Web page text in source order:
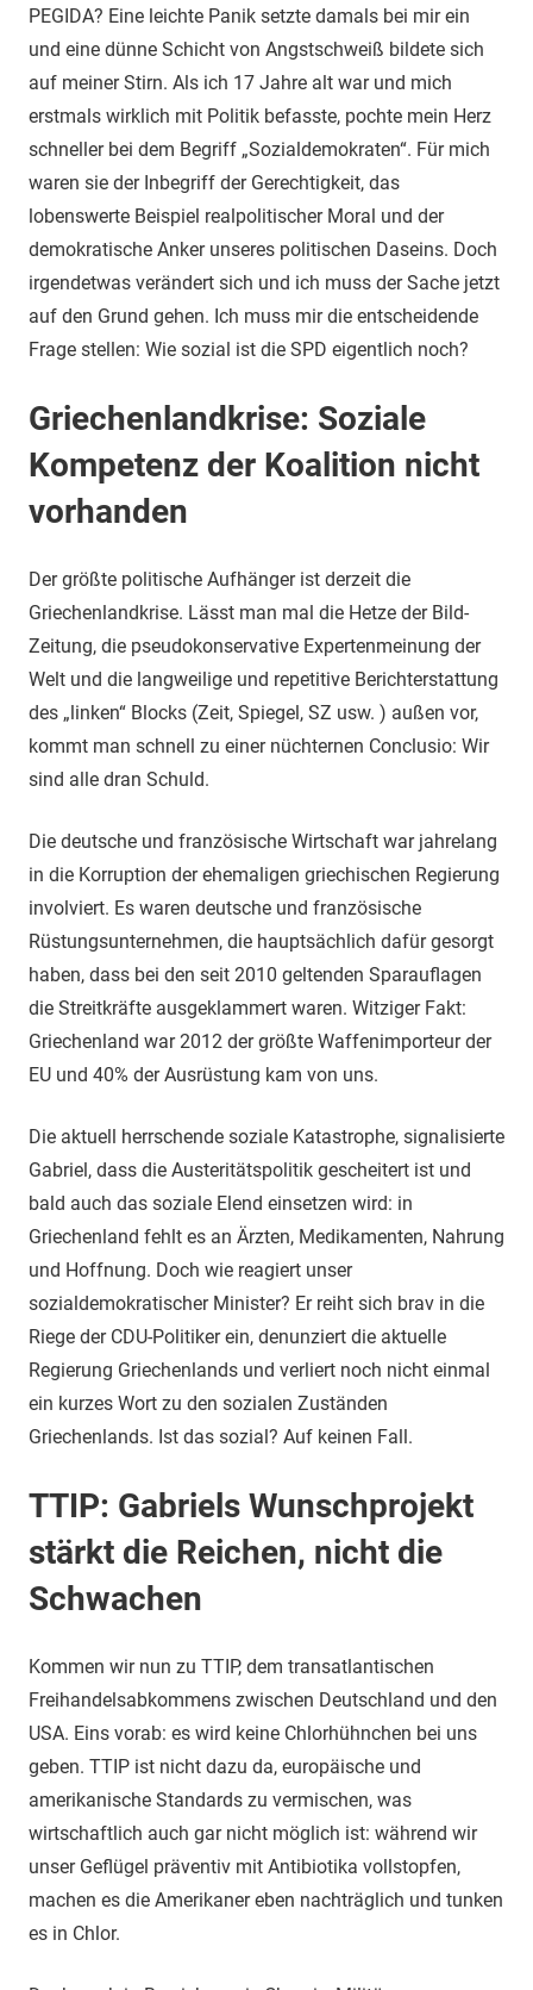
PEGIDA? Eine leichte Panik setzte damals bei mir ein
und eine dünne Schicht von Angstschweiß bildete sich
auf meiner Stirn. Als ich 17 Jahre alt war und mich
erstmals wirklich mit Politik befasste, pochte mein Herz
schneller bei dem Begriff „Sozialdemokraten“. Für mich
waren sie der Inbegriff der Gerechtigkeit, das
lobenswerte Beispiel realpolitischer Moral und der
demokratische Anker unseres politischen Daseins. Doch
irgendetwas verändert sich und ich muss der Sache jetzt
auf den Grund gehen. Ich muss mir die entscheidende
Frage stellen: Wie sozial ist die SPD eigentlich noch?
Griechenlandkrise: Soziale
Kompetenz der Koalition nicht
vorhanden
Der größte politische Aufhänger ist derzeit die
Griechenlandkrise. Lässt man mal die Hetze der Bild-
Zeitung, die pseudokonservative Expertenmeinung der
Welt und die langweilige und repetitive Berichterstattung
des „linken“ Blocks (Zeit, Spiegel, SZ usw. ) außen vor,
kommt man schnell zu einer nüchternen Conclusio: Wir
sind alle dran Schuld.
Die deutsche und französische Wirtschaft war jahrelang
in die Korruption der ehemaligen griechischen Regierung
involviert. Es waren deutsche und französische
Rüstungsunternehmen, die hauptsächlich dafür gesorgt
haben, dass bei den seit 2010 geltenden Sparauflagen
die Streitkräfte ausgeklammert waren. Witziger Fakt:
Griechenland war 2012 der größte Waffenimporteur der
EU und 40% der Ausrüstung kam von uns.
Die aktuell herrschende soziale Katastrophe, signalisierte
Gabriel, dass die Austeritätspolitik gescheitert ist und
bald auch das soziale Elend einsetzen wird: in
Griechenland fehlt es an Ärzten, Medikamenten, Nahrung
und Hoffnung. Doch wie reagiert unser
sozialdemokratischer Minister? Er reiht sich brav in die
Riege der CDU-Politiker ein, denunziert die aktuelle
Regierung Griechenlands und verliert noch nicht einmal
ein kurzes Wort zu den sozialen Zuständen
Griechenlands. Ist das sozial? Auf keinen Fall.
TTIP: Gabriels Wunschprojekt
stärkt die Reichen, nicht die
Schwachen
Kommen wir nun zu TTIP, dem transatlantischen
Freihandelsabkommens zwischen Deutschland und den
USA. Eins vorab: es wird keine Chlorhühnchen bei uns
geben. TTIP ist nicht dazu da, europäische und
amerikanische Standards zu vermischen, was
wirtschaftlich auch gar nicht möglich ist: während wir
unser Geflügel präventiv mit Antibiotika vollstopfen,
machen es die Amerikaner eben nachträglich und tunken
es in Chlor.